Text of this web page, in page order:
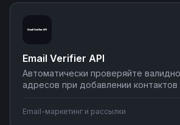
Email Verifier API
Автоматически проверяйте
адресов при добавлении контактов
фильтруйте некорректные адреса в
сайте. Интегрируйте Email Verifier
Email-маркетинг и рассылки